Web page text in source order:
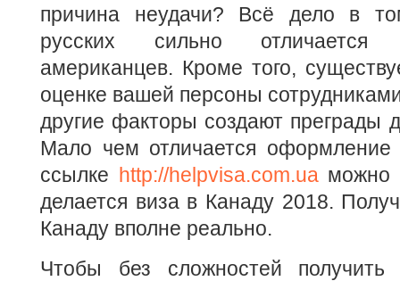
причина неудачи? Всё дело в
русских сильно отличается
американцев. Кроме того,
оценке вашей персоны
другие факторы создают преграды
Мало чем отличается
ссылке http://helpvisa.com.uaможно
делается виза в Канаду 2018.
Канаду вполне реально.
Чтобы без сложностей получить